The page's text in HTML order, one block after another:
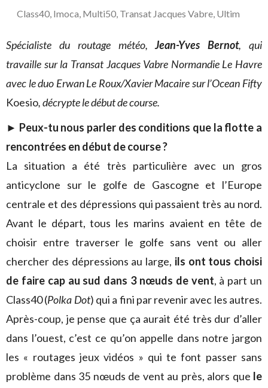
Class40, Imoca, Multi50, Transat Jacques Vabre, Ultim
Spécialiste du routage météo,Jean-Yves Bernot, qui
travaille sur la Transat Jacques Vabre Normandie Le Havre
avec le duo Erwan Le Roux/Xavier Macaire sur l’Ocean Fifty
Koesio, décrypte le début de course.
► Peux-tu nous parler des conditions que la flotte a
rencontrées en début de course ?
La situation a été très particulière avec un gros
anticyclone sur le golfe de Gascogne et l’Europe
centrale et des dépressions qui passaient très au nord.
Avant le départ, tous les marins avaient en tête de
choisir entre traverser le golfe sans vent ou aller
chercher des dépressions au large, ils ont tous choisi
de faire cap au sud dans 3 nœuds de vent, à part un
Class40 (Polka Dot) qui a fini par revenir avec les autres.
Après-coup, je pense que ça aurait été très dur d’aller
dans l’ouest, c’est ce qu’on appelle dans notre jargon
les « routages jeux vidéos » qui te font passer sans
problème dans 35 nœuds de vent au près, alors que le